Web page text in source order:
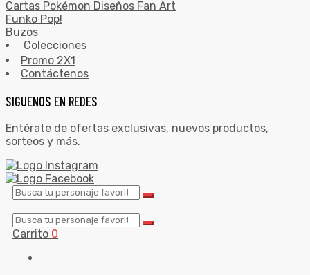
Cartas Pokémon Diseños Fan Art
Funko Pop!
Buzos
Colecciones
Promo 2X1
Contáctenos
SIGUENOS EN REDES
Entérate de ofertas exclusivas, nuevos productos,
sorteos y más.
Carrito 0